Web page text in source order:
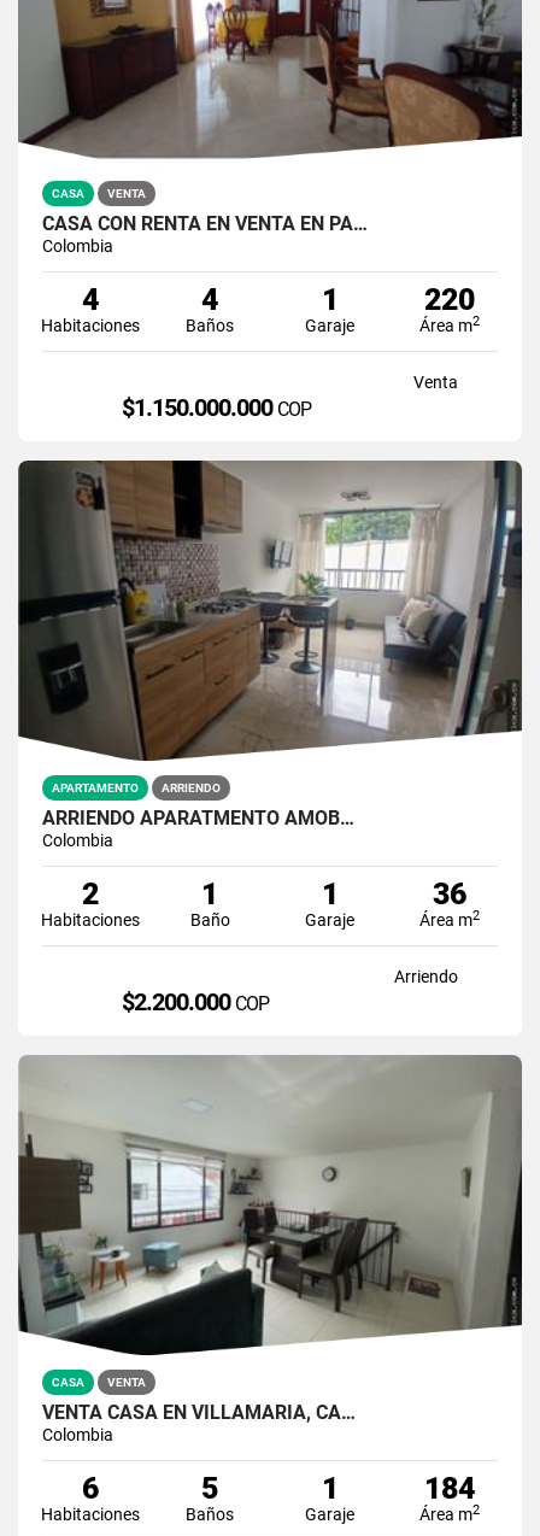
CASA VENTA
CASA CON RENTA EN VENTA EN PA…
Colombia
4
Habitaciones
4
Baños
1
Garaje
220
Área m2
Venta
$1.150.000.000 COP
APARTAMENTO ARRIENDO
ARRIENDO APARATMENTO AMOB…
Colombia
2
Habitaciones
1
Baño
1
Garaje
36
Área m2
Arriendo
$2.200.000 COP
CASA VENTA
VENTA CASA EN VILLAMARIA, CA…
Colombia
6
Habitaciones
5
Baños
1
Garaje
184
Área m2